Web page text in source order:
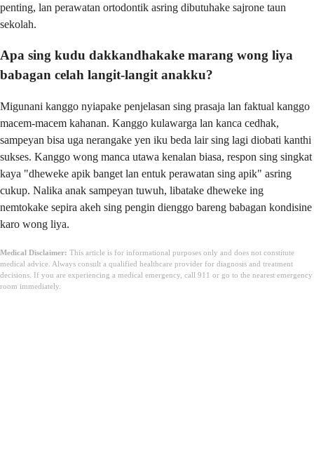
penting, lan perawatan ortodontik asring dibutuhake sajrone taun
sekolah.
Apa sing kudu dakkandhakake marang wong liya
babagan celah langit-langit anakku?
Migunani kanggo nyiapake penjelasan sing prasaja lan faktual kanggo
macem-macem kahanan. Kanggo kulawarga lan kanca cedhak,
sampeyan bisa uga nerangake yen iku beda lair sing lagi diobati kanthi
sukses. Kanggo wong manca utawa kenalan biasa, respon sing singkat
kaya "dheweke apik banget lan entuk perawatan sing apik" asring
cukup. Nalika anak sampeyan tuwuh, libatake dheweke ing
nemtokake sepira akeh sing pengin dienggo bareng babagan kondisine
karo wong liya.
Medical Disclaimer: This article is for informational purposes only and does not constitute
medical advice. Always consult a qualified healthcare provider for diagnosis and treatment
decisions. If you are experiencing a medical emergency, call 911 or go to the nearest emergency
room immediately.